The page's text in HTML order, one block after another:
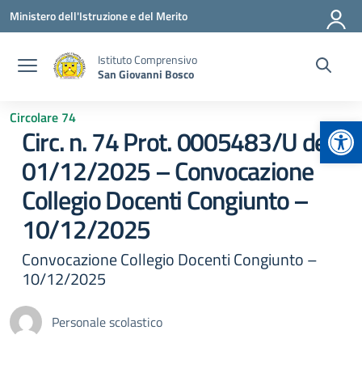
Vai ai contenuti
Vai al menu di navigazione
Vai al footer
Ministero dell'Istruzione e del Merito
Istituto Comprensivo
San Giovanni Bosco
Circolare 74
Circ. n. 74 Prot. 0005483/U del
01/12/2025 – Convocazione
Collegio Docenti Congiunto –
10/12/2025
Convocazione Collegio Docenti Congiunto –
10/12/2025
Personale scolastico